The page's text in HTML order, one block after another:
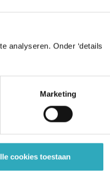
analyseren. Onder ‘details
Marketing
cookies toestaan